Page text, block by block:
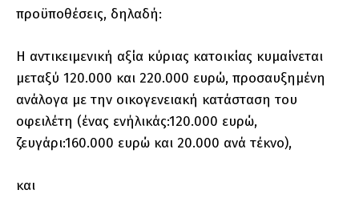
προϋποθέσεις, δηλαδή:
Η αντικειμενική αξία κύριας κατοικίας κυμαίνεται
μεταξύ 120.000 και 220.000 ευρώ, προσαυξημένη
ανάλογα με την οικογενειακή κατάσταση του
οφειλέτη (ένας ενήλικάς:120.000 ευρώ,
ζευγάρι:160.000 ευρώ και 20.000 ανά τέκνο),
και